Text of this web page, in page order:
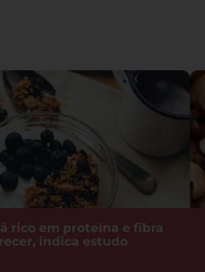
rico em proteína e fibra
indica estudo